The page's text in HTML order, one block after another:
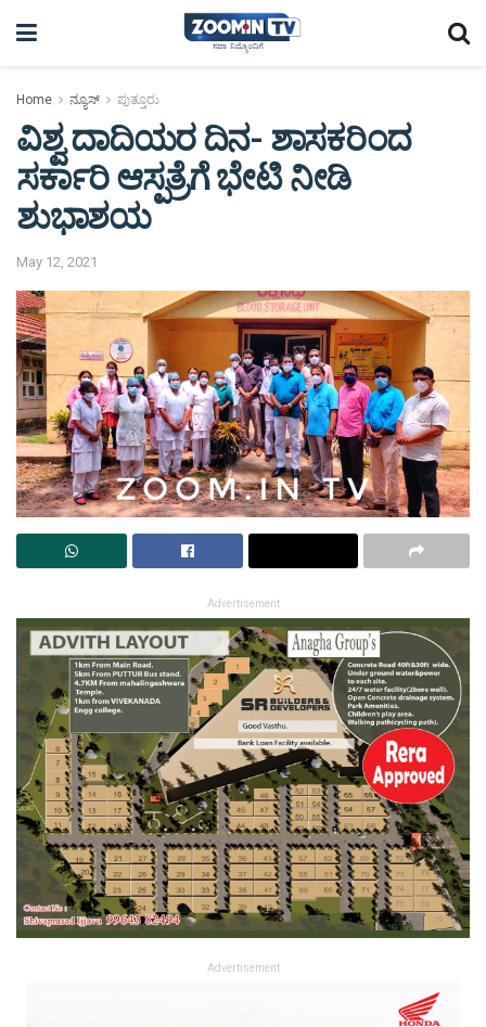
Home ನ್ಯೂಸ್ ಪುತ್ತೂರು
ವಿಶ್ವ ದಾದಿಯರ ದಿನ- ಶಾಸಕರಿಂದ
ಸರ್ಕಾರಿ ಆಸ್ಪತ್ರೆಗೆ ಭೇಟಿ ನೀಡಿ
ಶುಭಾಶಯ
May 12, 2021
Advertisement
Advertisement